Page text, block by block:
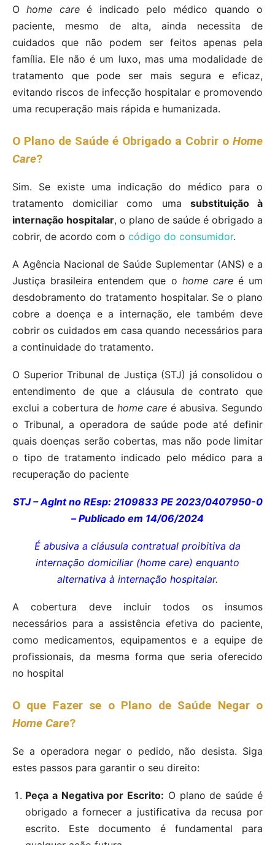
Ohome careé indicado pelo médico quando o
paciente, mesmo de alta, ainda necessita de
cuidados que não podem ser feitos apenas pela
família. Ele não é um luxo, mas uma modalidade de
tratamento que pode ser mais segura e eficaz,
evitando riscos de infecção hospitalar e promovendo
uma recuperação mais rápida e humanizada.
O Plano de Saúde é Obrigado a Cobrir o Home
Care?
Sim. Se existe uma indicação do médico para o
tratamento domiciliar como uma substituição à
internação hospitalar, o plano de saúde é obrigado a
cobrir, de acordo com o código do consumidor.
A Agência Nacional de Saúde Suplementar (ANS) e a
Justiça brasileira entendem que o home careé um
desdobramento do tratamento hospitalar. Se o plano
cobre a doença e a internação, ele também deve
cobrir os cuidados em casa quando necessários para
a continuidade do tratamento.
O Superior Tribunal de Justiça (STJ) já consolidou o
entendimento de que a cláusula de contrato que
exclui a cobertura de home care é abusiva. Segundo
o Tribunal, a operadora de saúde pode até definir
quais doenças serão cobertas, mas não pode limitar
o tipo de tratamento indicado pelo médico para a
recuperação do paciente
STJ – AgInt no REsp: 2109833 PE 2023/0407950-0
– Publicado em 14/06/2024
É abusiva a cláusula contratual proibitiva da
internação domiciliar (home care) enquanto
alternativa à internação hospitalar.
A cobertura deve incluir todos os insumos
necessários para a assistência efetiva do paciente,
como medicamentos, equipamentos e a equipe de
profissionais, da mesma forma que seria oferecido
no hospital
O que Fazer se o Plano de Saúde Negar o
Home Care?
Se a operadora negar o pedido, não desista. Siga
estes passos para garantir o seu direito:
Peça a Negativa por Escrito: O plano de saúde é
obrigado a fornecer a justificativa da recusa por
escrito. Este documento é fundamental para